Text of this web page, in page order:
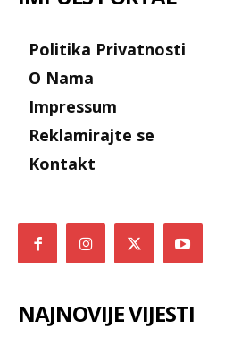
Politika Privatnosti
O Nama
Impressum
Reklamirajte se
Kontakt
NAJNOVIJE VIJESTI